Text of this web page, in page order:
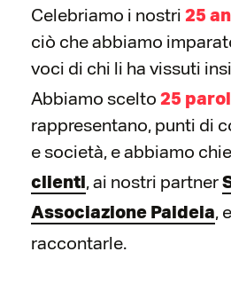
Celebriamo i nostri 25
ciò che abbiamo
voci di chi li ha vissuti
Abbiamo scelto 25
rappresentano, punti di
e società, e abbiamo
clienti, ai nostri partner
Associazione Paideia,
raccontarle.